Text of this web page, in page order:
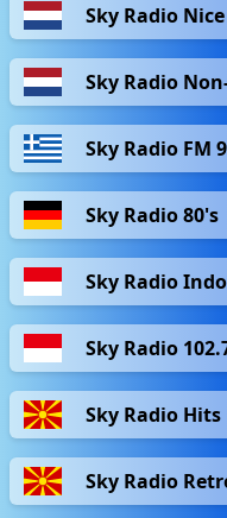
Sky Radio
Sky Radio
Sky Radio FM
Sky Radio 80's
Sky Radio
Sky Radio
Sky Radio Hits
Sky Radio